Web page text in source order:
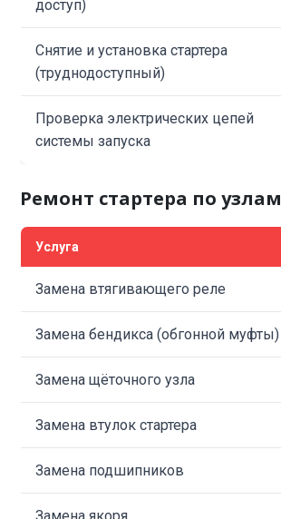
доступ)
Снятие и установка стартера
(труднодоступный)
Проверка электрических цепей
системы запуска
Ремонт стартера по узлам
Услуга
Замена втягивающего реле
Замена бендикса (обгонной муфты)
Замена щёточного узла
Замена втулок стартера
Замена подшипников